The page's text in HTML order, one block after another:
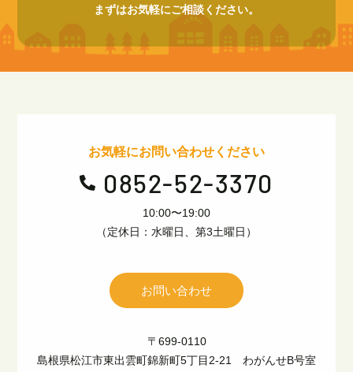
まずはお気軽にご相談ください。
お気軽にお問い合わせください
 0852-52-3370
10:00〜19:00
（定休日：水曜日、第3土曜日）
お問い合わせ
〒699-0110
島根県松江市東出雲町錦新町5丁目2-21 わがんせB号室